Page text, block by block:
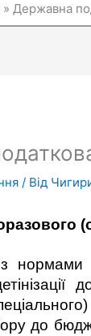
Державна
/ Від
з
до